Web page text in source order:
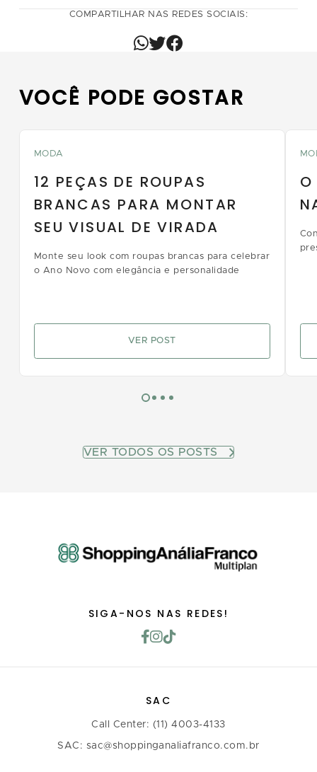
COMPARTILHAR NAS REDES SOCIAIS:
VOCÊ PODE GOSTAR
VER TODOS OS POSTS
MODA
12 PEÇAS DE ROUPAS
BRANCAS PARA MONTAR
SEU VISUAL DE VIRADA
Monte seu look com roupas brancas para celebrar
o Ano Novo com elegância e personalidade
VER POST
O
SIGA-NOS NAS REDES!
SAC
Call Center: (11) 4003-4133
SAC: sac@shoppinganaliafranco.com.br